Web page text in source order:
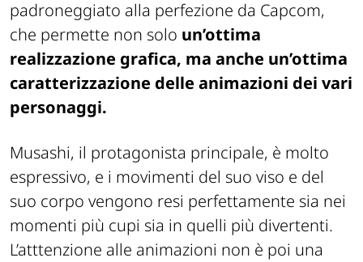
padroneggiato alla perfezione da Capcom,
che permette non solo un’ottima
realizzazione grafica, ma anche un’ottima
caratterizzazione delle animazioni dei vari
personaggi.
Musashi, il protagonista principale, è molto
espressivo, e i movimenti del suo viso e del
suo corpo vengono resi perfettamente sia nei
momenti più cupi sia in quelli più divertenti.
L’atttenzione alle animazioni non è poi una